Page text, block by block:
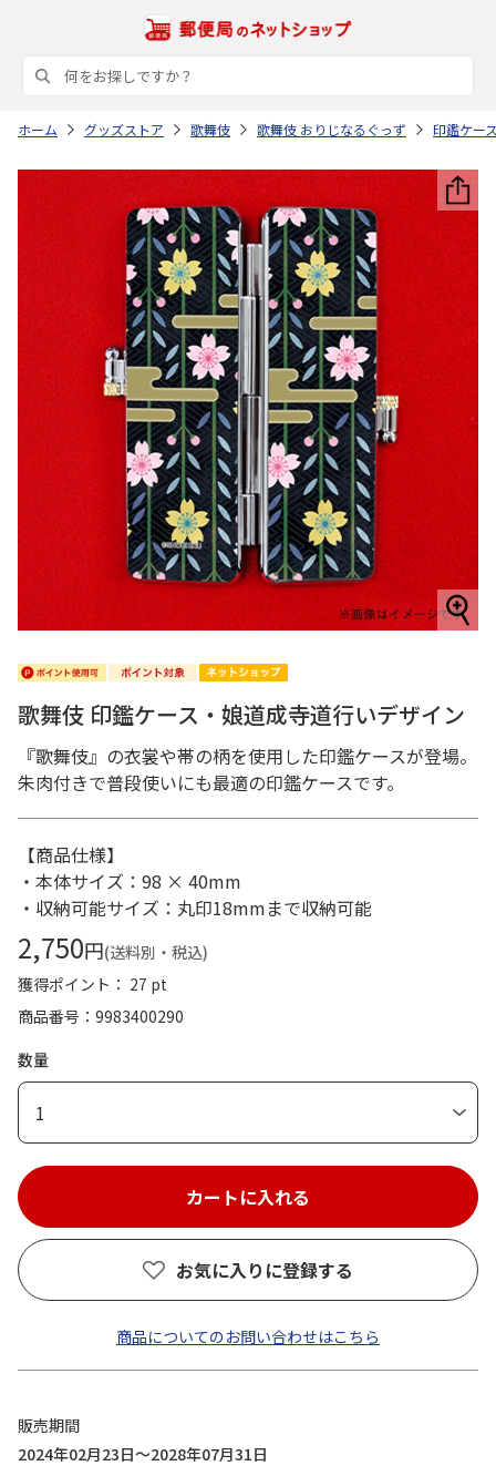
ホーム グッズストア 歌舞伎 歌舞伎 おりじなるぐっず 印鑑ケー
歌舞伎 印鑑ケース・娘道成寺道行いデザイン
『歌舞伎』の衣裳や帯の柄を使用した印鑑ケースが登場。
朱肉付きで普段使いにも最適の印鑑ケースです。
【商品仕様】
・本体サイズ：98 × 40mm
・収納可能サイズ：丸印18mmまで収納可能
2,750円(送料別・税込)
獲得ポイント： 27 pt
商品番号
9983400290
数量
1
お気に入りに登録する
商品についてのお問い合わせはこちら
販売期間
2024年02月23日～2028年07月31日